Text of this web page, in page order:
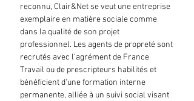
reconnu, Clair&Net se veut une entreprise
exemplaire en matière sociale comme
dans la qualité de son projet
professionnel. Les agents de propreté sont
recrutés avec l’agrément de France
Travail ou de prescripteurs habilités et
bénéficient d'une formation interne
permanente, alliée à un suivi social visant